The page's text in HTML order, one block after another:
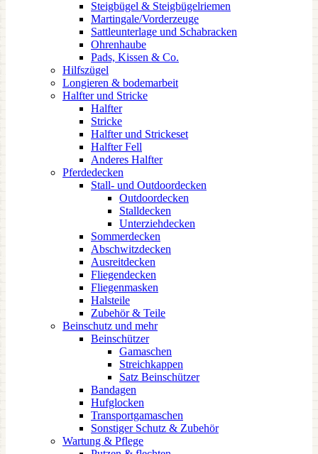
Steigbügel & Steigbügelriemen
Martingale/Vorderzeuge
Sattleunterlage und Schabracken
Ohrenhaube
Pads, Kissen & Co.
Hilfszügel
Longieren & bodemarbeit
Halfter und Stricke
Halfter
Stricke
Halfter und Strickeset
Halfter Fell
Anderes Halfter
Pferdedecken
Stall- und Outdoordecken
Outdoordecken
Stalldecken
Unterziehdecken
Sommerdecken
Abschwitzdecken
Ausreitdecken
Fliegendecken
Fliegenmasken
Halsteile
Zubehör & Teile
Beinschutz und mehr
Beinschützer
Gamaschen
Streichkappen
Satz Beinschützer
Bandagen
Hufglocken
Transportgamaschen
Sonstiger Schutz & Zubehör
Wartung & Pflege